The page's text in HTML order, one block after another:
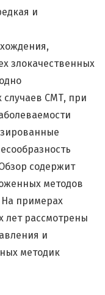
и
злокачественных
случаев СМТ, при
содержит
методов
примерах
лет рассмотрены
и
методик